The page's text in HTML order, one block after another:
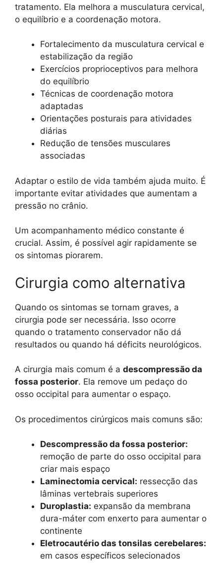
tratamento. Ela melhora a musculatura cervical,
o equilíbrio e a coordenação motora.
Fortalecimento da musculatura cervical e
estabilização da região
Exercícios proprioceptivos para melhora
do equilíbrio
Técnicas de coordenação motora
adaptadas
Orientações posturais para atividades
diárias
Redução de tensões musculares
associadas
Adaptar o estilo de vida também ajuda muito. É
importante evitar atividades que aumentam a
pressão no crânio.
Um acompanhamento médico constante é
crucial. Assim, é possível agir rapidamente se
os sintomas piorarem.
Cirurgia como alternativa
Quando os sintomas se tornam graves, a
cirurgia pode ser necessária. Isso ocorre
quando o tratamento conservador não dá
resultados ou quando há déficits neurológicos.
A cirurgia mais comum é a descompressão da
fossa posterior. Ela remove um pedaço do
osso occipital para aumentar o espaço.
Os procedimentos cirúrgicos mais comuns são:
Descompressão da fossa posterior:
remoção de parte do osso occipital para
criar mais espaço
Laminectomia cervical: ressecção das
lâminas vertebrais superiores
Duroplastia: expansão da membrana
dura-máter com enxerto para aumentar o
continente
Eletrocautério das tonsilas cerebelares:
em casos específicos selecionados